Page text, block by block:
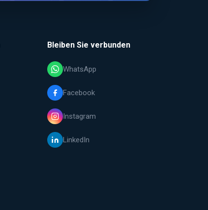
Bleiben Sie verbunden
WhatsApp
Facebook
Instagram
LinkedIn